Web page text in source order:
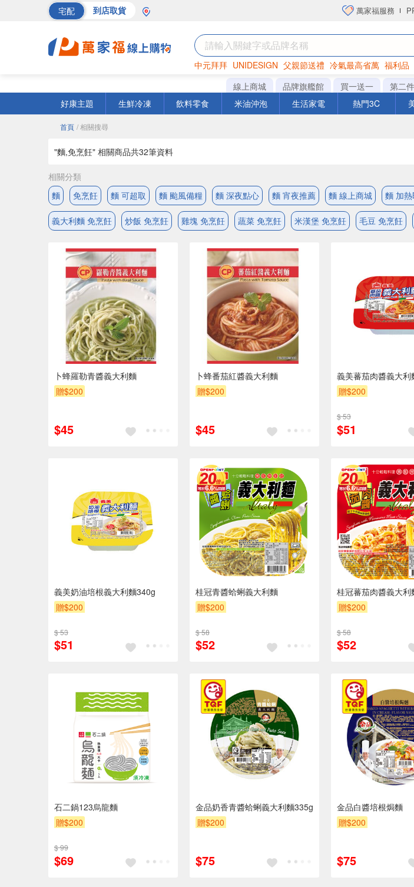
宅配 到店取貨 萬家福服務
中元拜拜 UNIDESIGN 父親節送禮 冷氣最高省萬 福利品
罐頭 海苔 洋芋片
線上商城 品牌旗艦館 買一送一 第二
好康主題
生鮮冷凍 飲料零食 米油沖泡 生活家電 熱門3C
首頁 / 相關搜尋
"麵,免烹飪" 相關商品共32筆資料
相關分類
麵
免烹飪 麵 可超取 麵 颱風備糧 麵 深夜點心 麵 宵夜推薦 麵 線上商城 麵 加
義大利麵 免烹飪 炒飯 免烹飪 雞塊 免烹飪 蔬菜 免烹飪 米漢堡 免烹飪 毛豆 免烹飪
卜蜂羅勒青醬義大利麵
贈$200
$45
卜蜂番茄紅醬義大利麵
贈$200
$45
義美蕃茄肉醬義大利
贈$200
$ 53
$51
義美奶油培根義大利麵340g
贈$200
$ 53
$51
桂冠青醬蛤蜊義大利麵
贈$200
$ 58
$52
桂冠蕃茄肉醬義大利
贈$200
$ 58
$52
石二鍋123烏龍麵
贈$200
$ 99
$69
金品奶香青醬蛤蜊義大利麵335g
贈$200
$75
金品白醬培根焗麵
贈$200
$75